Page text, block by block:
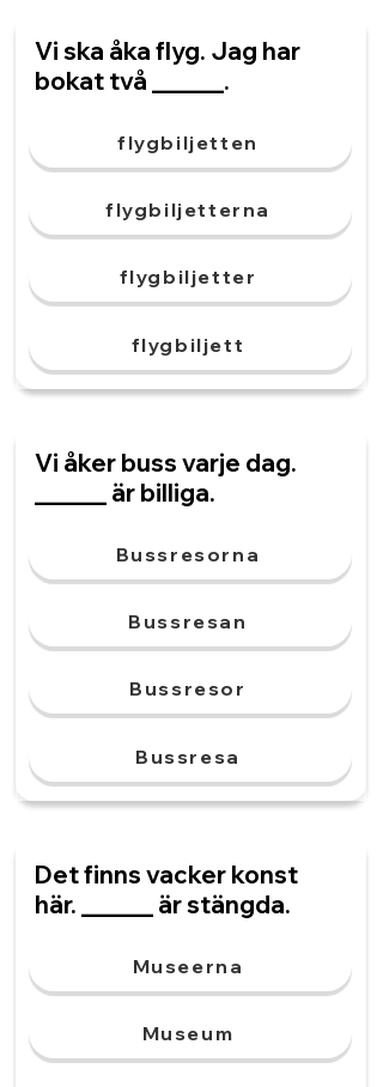
Vi ska åka flyg. Jag har
bokat två ______.
flygbiljetten
flygbiljetterna
flygbiljetter
flygbiljett
Vi åker buss varje dag.
______ är billiga.
Bussresorna
Bussresan
Bussresor
Bussresa
Det finns vacker konst
här. ______ är stängda.
Museerna
Museum